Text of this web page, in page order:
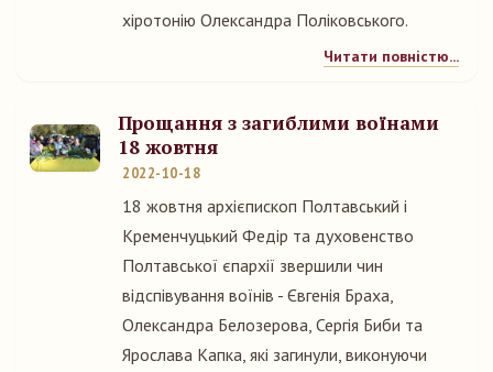
хіротонію Олександра Поліковського.
Читати повністю...
Прощання з загиблими воїнами
18 жовтня
2022-10-18
18 жовтня архієпископ Полтавський і
Кременчуцький Федір та духовенство
Полтавської єпархії звершили чин
відспівування воїнів - Євгенія Браха,
Олександра Белозерова, Сергія Биби та
Ярослава Капка, які загинули, виконуючи